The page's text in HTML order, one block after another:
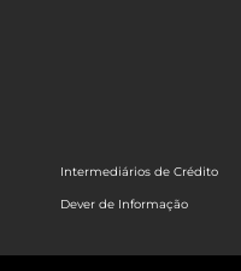
Intermediários de Crédito
Dever de Informação